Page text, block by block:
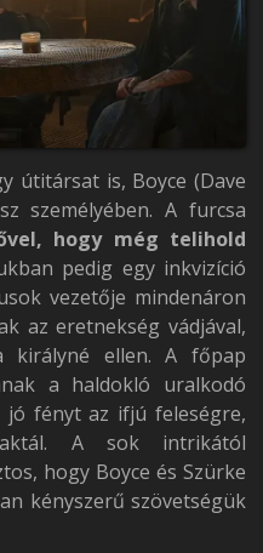
útitársat is, Boyce (Dave
személyében. A furcsa
hogy még telihold
pedig egy inkvizíció
vezetője mindenáron
az eretnekség vádjával,
királyné ellen. A főpap
a haldokló uralkodó
fényt az ifjú feleségre,
A sok intrikától
hogy Boyce és Szürke
kényszerű szövetségük